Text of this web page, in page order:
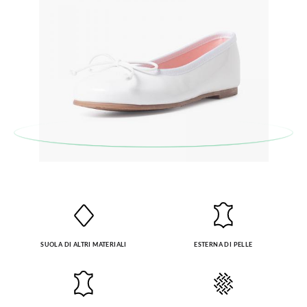
inviata automaticamente alla tua casella di posta.
Per sostituire un articolo, ti preghiamo di restituire il paio
originale utilizzando l'etichetta fornita presso qualsiasi ufficio
postale Poste Italiane e di effettuare un nuovo ordine per la
taglia o il modello desiderato.
SUOLA DI ALTRI MATERIALI ESTERNA DI PELLE